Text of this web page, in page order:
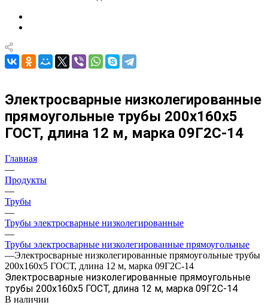
Электросварные низколегированные
прямоугольные трубы 200х160х5
ГОСТ, длина 12 м, марка 09Г2С-14
Главная
—
Продукты
—
Трубы
—
Трубы электросварные низколегированные
—
Трубы электросварные низколегированные прямоугольные
—Электросварные низколегированные прямоугольные трубы
200х160х5 ГОСТ, длина 12 м, марка 09Г2С-14
Электросварные низколегированные прямоугольные
трубы 200х160х5 ГОСТ, длина 12 м, марка 09Г2С-14
В наличии